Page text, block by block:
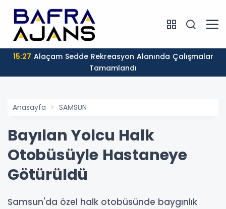
15:27
Tamamlandı
Anasayfa SAMSUN
Bayılan Yolcu Halk
Otobüsüyle Hastaneye
Götürüldü
Samsun'da özel halk otobüsünde baygınlık